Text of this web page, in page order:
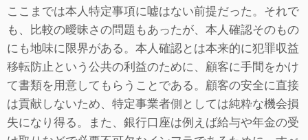
ここまでは本人特定事項に嘘はない前提だった。それで
も、比較の曖昧さの問題もあったが、本人確認そのもの
にも地味に限界がある。本人確認とは本来的に犯罪収益
移転防止という公共の利益のために、顧客に手間をかけ
て書類を用意してもらうことである。顧客の安全に直接
は貢献しないため、特定事業者側としては純粋な機会損
失になり得る。また、銀行口座は例えば給与や年金の受